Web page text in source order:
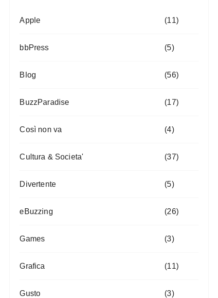
Apple (11)
bbPress (5)
Blog (56)
BuzzParadise (17)
Così non va (4)
Cultura & Societa' (37)
Divertente (5)
eBuzzing (26)
Games (3)
Grafica (11)
Gusto (3)